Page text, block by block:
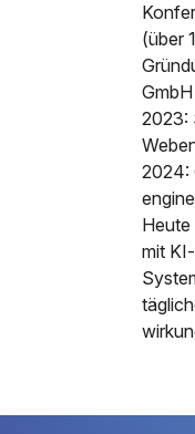
(über
2023:
2024:
Heute
mit